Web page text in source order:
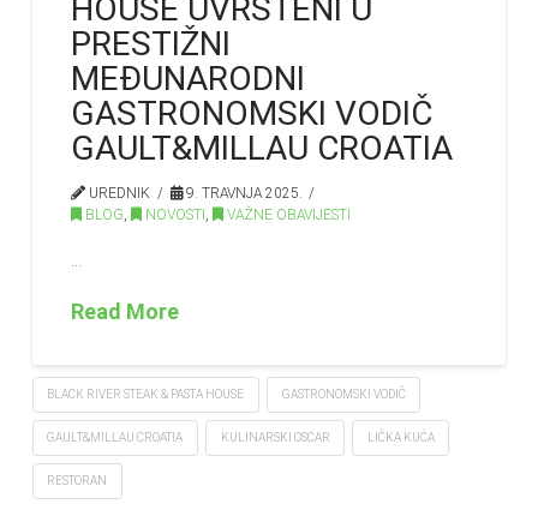
HOUSE UVRŠTENI U
PRESTIŽNI
MEĐUNARODNI
GASTRONOMSKI VODIČ
GAULT&MILLAU CROATIA
UREDNIK
9. TRAVNJA 2025.
BLOG, NOVOSTI , VAŽNE OBAVIJESTI
Read More
BLACK RIVER STEAK & PASTA HOUSE GASTRONOMSKI VODIČ
GAULT&MILLAU CROATIA KULINARSKI OSCAR LIČKA KUĆA
RESTORAN